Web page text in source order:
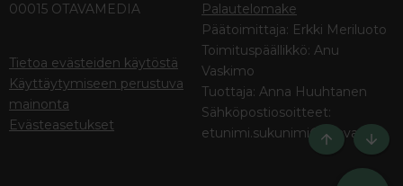
00015 OTAVAMEDIA
Tietoa evästeiden käytöstä
Käyttäytymiseen perustuva
mainonta
Evästeasetukset
Palautelomake
Päätoimittaja: Erkki Meriluoto
Toimituspäällikkö: Anu
Vaskimo
Tuottaja: Anna Huuhtanen
Sähköpostiosoitteet:
etunimi.sukunimi@otava.fi
Ylös